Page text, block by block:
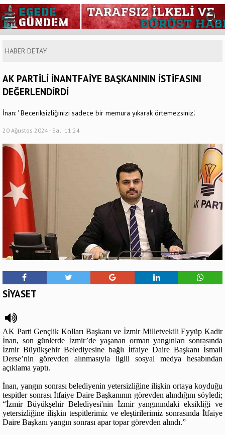
HABER DETAY
AK PARTİLİ İNANTFAİYE BAŞKANININ İSTİFASINI
DEĞERLENDİRDİ
İnan: ' Beceriksizliğinizi sadece bir memura yıkarak örtemezsiniz'.
20 Ağustos 2024 - Salı 11:24
SİYASET
AK Parti Gençlik Kolları Başkanı ve İzmir Milletvekili Eyyüp Kadir
İnan, son günlerde İzmir’de yaşanan orman yangınları sonrasında
İzmir Büyükşehir Belediyesine bağlı İtfaiye Daire Başkanı İsmail
Derse’nin görevden alınmasıyla ilgili sosyal medya hesabından
açıklama yaptı.
İnan, yangın sonrası belediyenin yetersizliğine ilişkin ortaya koyduğu
tespitler sonrası İtfaiye Daire Başkanının görevden alındığını söyledi;
“İzmir Büyükşehir Belediyesi'nin İzmir yangınındaki eksikliği ve
yetersizliğine ilişkin tespitlerimiz ve eleştirilerimiz sonrasında İtfaiye
Daire Başkanı yangın sonrası apar topar görevden alındı.”